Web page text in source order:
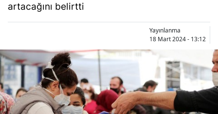
artacağını belirtti
Yayınlanma
18 Mart 2024 - 13:12